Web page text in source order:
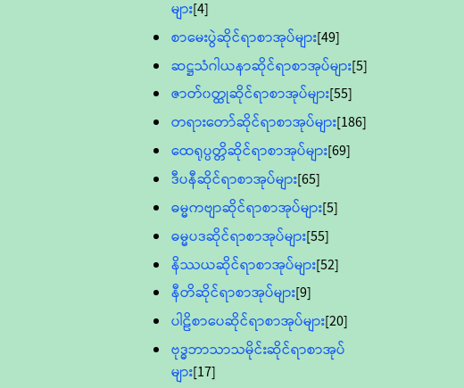
များ[4]
စာမေးပွဲဆိုင်ရာစာအုပ်များ[49]
ဆဋ္ဌသံဂါယနာဆိုင်ရာစာအုပ်များ[5]
ဇာတ်၀တ္ထုဆိုင်ရာစာအုပ်များ[55]
တရားတော်ဆိုင်ရာစာအုပ်များ[186]
ထေရုပ္ပတ္တိဆိုင်ရာစာအုပ်များ[69]
ဒီပနီဆိုင်ရာစာအုပ်များ[65]
ဓမ္မကဗျာဆိုင်ရာစာအုပ်များ[5]
ဓမ္မပဒဆိုင်ရာစာအုပ်များ[55]
နိဿယဆိုင်ရာစာအုပ်များ[52]
နီတိဆိုင်ရာစာအုပ်များ[9]
ပါဠိစာပေဆိုင်ရာစာအုပ်များ[20]
ဗုဒ္ဓဘာသာသမိုင်းဆိုင်ရာစာအုပ်
များ[17]